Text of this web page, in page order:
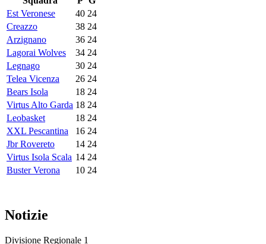
Est Veronese
40 24
Creazzo
38 24
Arzignano
36 24
Lagorai Wolves
34 24
Legnago
30 24
Telea Vicenza
26 24
Bears Isola
18 24
Virtus Alto Garda 18 24
Leobasket
18 24
XXL Pescantina
16 24
Jbr Rovereto
14 24
Virtus Isola Scala 14 24
Buster Verona
10 24
Notizie
Divisione Regionale 1